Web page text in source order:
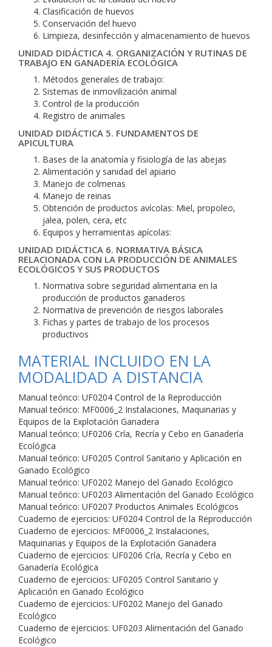
Clasificación de huevos
Conservación del huevo
Limpieza, desinfección y almacenamiento de huevos
UNIDAD DIDÁCTICA 4. ORGANIZACIÓN Y RUTINAS DE
TRABAJO EN GANADERÍA ECOLÓGICA
Métodos generales de trabajo:
Sistemas de inmovilización animal
Control de la producción
Registro de animales
UNIDAD DIDÁCTICA 5. FUNDAMENTOS DE
APICULTURA
Bases de la anatomía y fisiología de las abejas
Alimentación y sanidad del apiario
Manejo de colmenas
Manejo de reinas
Obtención de productos avícolas: Miel, propoleo,
jalea, polen, cera, etc
Equipos y herramientas apícolas:
UNIDAD DIDÁCTICA 6. NORMATIVA BÁSICA
RELACIONADA CON LA PRODUCCIÓN DE ANIMALES
ECOLÓGICOS Y SUS PRODUCTOS
Normativa sobre seguridad alimentaria en la
producción de productos ganaderos
Normativa de prevención de riesgos laborales
Fichas y partes de trabajo de los procesos
productivos
MATERIAL INCLUIDO EN LA
MODALIDAD A DISTANCIA
Manual teórico: UF0204 Control de la Reproducción
Manual teórico: MF0006_2 Instalaciones, Maquinarias y
Equipos de la Explotación Ganadera
Manual teórico: UF0206 Cría, Recría y Cebo en Ganadería
Ecológica
Manual teórico: UF0205 Control Sanitario y Aplicación en
Ganado Ecológico
Manual teórico: UF0202 Manejo del Ganado Ecológico
Manual teórico: UF0203 Alimentación del Ganado Ecológico
Manual teórico: UF0207 Productos Animales Ecológicos
Cuaderno de ejercicios: UF0204 Control de la Reproducción
Cuaderno de ejercicios: MF0006_2 Instalaciones,
Maquinarias y Equipos de la Explotación Ganadera
Cuaderno de ejercicios: UF0206 Cría, Recría y Cebo en
Ganadería Ecológica
Cuaderno de ejercicios: UF0205 Control Sanitario y
Aplicación en Ganado Ecológico
Cuaderno de ejercicios: UF0202 Manejo del Ganado
Ecológico
Cuaderno de ejercicios: UF0203 Alimentación del Ganado
Ecológico